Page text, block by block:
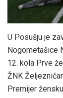
U Posušju je
Nogometašice
12. kola Prve
ŽNK
Premijer